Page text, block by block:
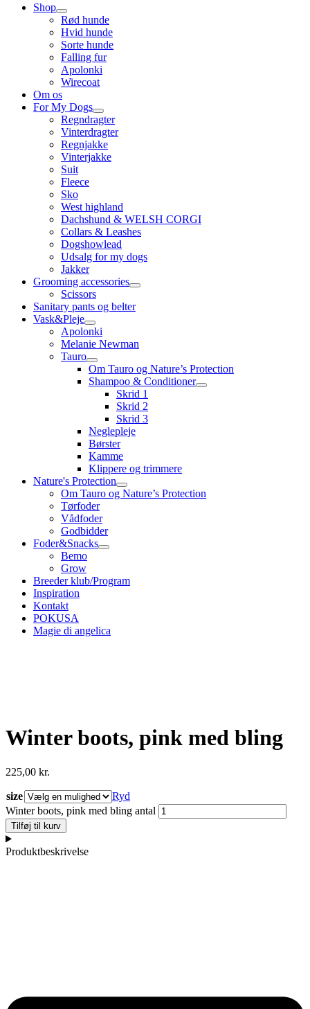
Shop
Rød hunde
Hvid hunde
Sorte hunde
Falling fur
Apolonki
Wirecoat
Om os
For My Dogs
Regndragter
Vinterdragter
Regnjakke
Vinterjakke
Suit
Fleece
Sko
West highland
Dachshund & WELSH CORGI
Collars & Leashes
Dogshowlead
Udsalg for my dogs
Jakker
Grooming accessories
Scissors
Sanitary pants og belter
Vask&Pleje
Apolonki
Melanie Newman
Tauro
Om Tauro og Nature’s Protection
Shampoo & Conditioner
Skrid 1
Skrid 2
Skrid 3
Neglepleje
Børster
Kamme
Klippere og trimmere
Nature's Protection
Om Tauro og Nature’s Protection
Tørfoder
Vådfoder
Godbidder
Foder&Snacks
Bemo
Grow
Breeder klub/Program
Inspiration
Kontakt
POKUSA
Magie di angelica
Winter boots, pink med bling
225,00 kr.
size
Ryd
Winter boots, pink med bling antal
Tilføj til kurv
Produktbeskrivelse